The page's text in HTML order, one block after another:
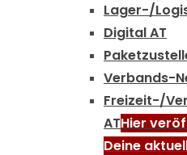
Lager-/
Digital AT
Verbands-
Freizeit-/
ATHier
Deine